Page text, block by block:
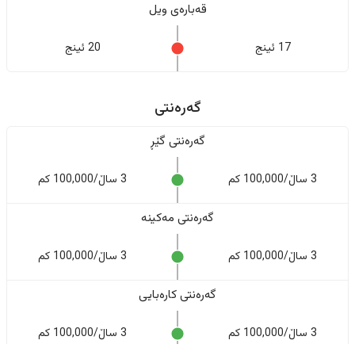
قەبارەی ویل
17 ئینج 20 ئینج
گەرەنتی
گەرەنتی گێڕ
3 ساڵ/100,000 کم 3 ساڵ/100,000 کم
گەرەنتی مەکینە
3 ساڵ/100,000 کم 3 ساڵ/100,000 کم
گەرەنتی کارەبایی
3 ساڵ/100,000 کم 3 ساڵ/100,000 کم